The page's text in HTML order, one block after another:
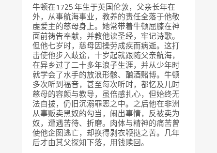
牛顿在1725 年生于英国伦敦，父亲长年在
外，从事航海事业，教养的责任全落于他敬
虔爱主的慈母身上。她常带着牛顿屈膝在神
面前祷告奉献，并教他读圣经，牢记诗歌。
但他七岁时，慈母因操劳成疾而病逝。这打
击使他步入歧途，十岁起就跟随父亲航海，
在异乡过了二十多年浪子生涯，并从少年时
就学会了水手的放浪形骸、酗酒赌博。牛顿
多次听到福音，甚至每次听时，都忆及儿时
慈母的容颜与教导，虽倍感扎心，但始终无
法自拔，仍旧沉溺罪恶之中。之后他在非洲
从事贩卖黑奴的勾当，闹出事情，反被卖为
奴，遭遇苦待、折磨。肉体与精神的痛苦曾
使他企图逃亡，却换得剥衣鞭挞之苦。几年
后才由其父探知下落，用钱赎回。